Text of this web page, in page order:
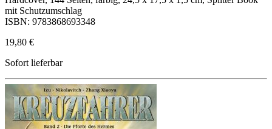
mit Schutzumschlag
ISBN: 9783868693348
19,80 €
Sofort lieferbar